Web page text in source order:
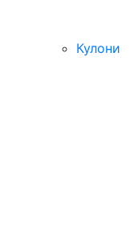
Кулони